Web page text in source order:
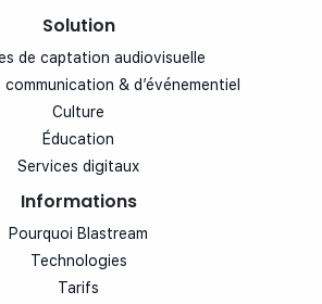
Solution
de captation audiovisuelle
& d’événementiel
Culture
Éducation
Services digitaux
Informations
Pourquoi Blastream
Technologies
Tarifs